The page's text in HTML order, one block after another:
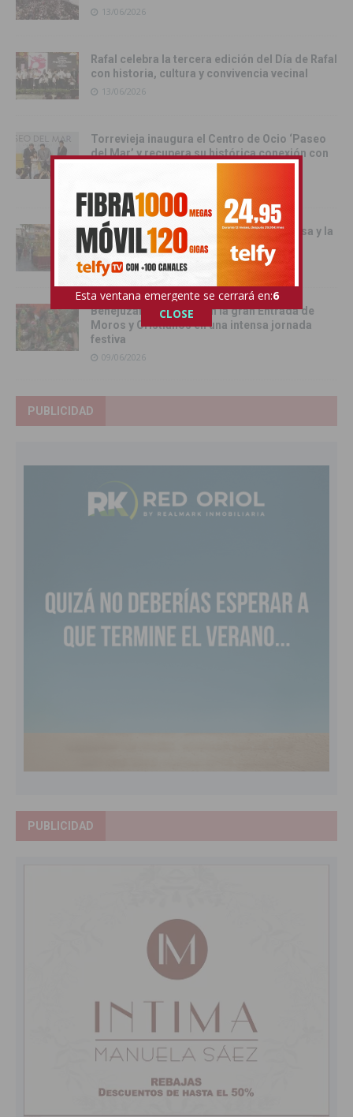
13/06/2026
Rafal celebra la tercera edición del Día de Rafal
con historia, cultura y convivencia vecinal
13/06/2026
Torrevieja inaugura el Centro de Ocio ‘Paseo
del Mar’ y recupera su histórica conexión con
Pilar de la Horadada celebró la Santa Misa y la
Procesión del Corpus Christi 2026
11/06/2026
Benejúzar se vuelca con la gran Entrada de
Moros y Cristianos en una intensa jornada
festiva
09/06/2026
PUBLICIDAD
PUBLICIDAD
Esta ventana emergente se cerrará en:5
CLOSE